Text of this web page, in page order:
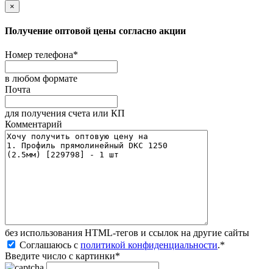
×
Получение оптовой цены согласно акции
Номер телефона*
в любом формате
Почта
для получения счета или КП
Комментарий
без иcпользования HTML-тегов и ссылок на другие сайты
Соглашаюсь с политикой конфиденциальности.*
Введите число с картинки*